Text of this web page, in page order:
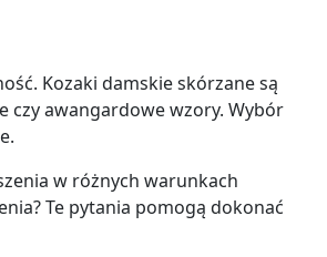
Kozaki damskie skórzane są
czy awangardowe wzory. Wybór
w różnych warunkach
Te pytania pomogą dokonać